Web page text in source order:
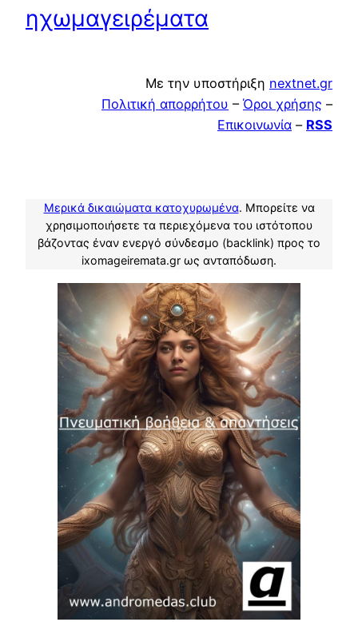
ηχωμαγειρέματα
Με την υποστήριξη nextnet.gr
Πολιτική απορρήτου – Όροι χρήσης –
Επικοινωνία – RSS
Μερικά δικαιώματα κατοχυρωμένα. Μπορείτε να
χρησιμοποιήσετε τα περιεχόμενα του ιστότοπου
βάζοντας έναν ενεργό σύνδεσμο (backlink) προς το
ixomageiremata.gr ως ανταπόδωση.